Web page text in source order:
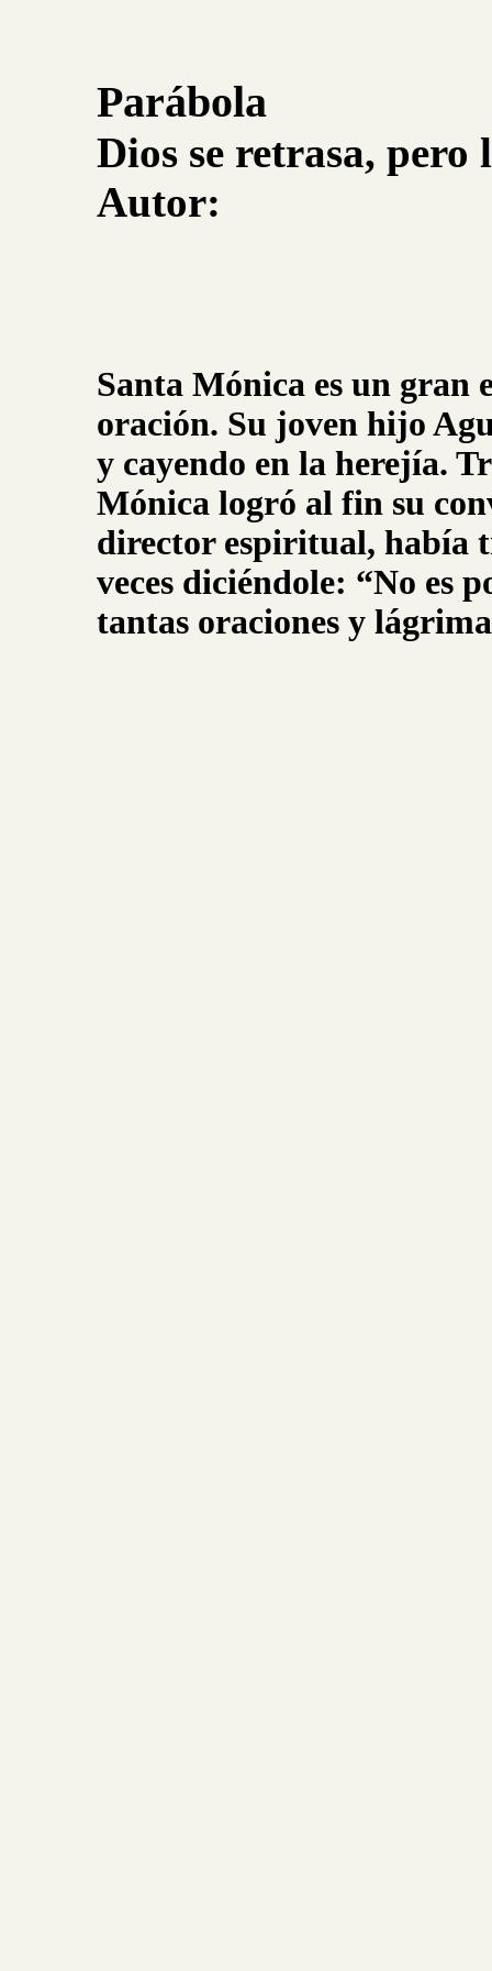
Parábola
Dios se retrasa, pero
Autor:
Santa Mónica es un gran
oración. Su joven hijo
y cayendo en la herejía.
Mónica logró al fin su
director espiritual, había
veces diciéndole: “No es
tantas oraciones y